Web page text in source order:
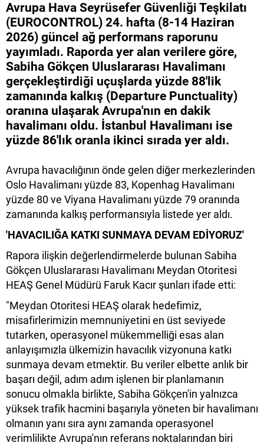
Avrupa Hava Seyrüsefer Güvenliği Teşkilatı
(EUROCONTROL) 24. hafta (8-14 Haziran
2026) güncel ağ performans raporunu
yayımladı. Raporda yer alan verilere göre,
Sabiha Gökçen Uluslararası Havalimanı
gerçekleştirdiği uçuşlarda yüzde 88'lik
zamanında kalkış (Departure Punctuality)
oranına ulaşarak Avrupa'nın en dakik
havalimanı oldu. İstanbul Havalimanı ise
yüzde 86'lık oranla ikinci sırada yer aldı.
Avrupa havacılığının önde gelen diğer merkezlerinden
Oslo Havalimanı yüzde 83, Kopenhag Havalimanı
yüzde 80 ve Viyana Havalimanı yüzde 79 oranında
zamanında kalkış performansıyla listede yer aldı.
'HAVACILIĞA KATKI SUNMAYA DEVAM EDİYORUZ'
Rapora ilişkin değerlendirmelerde bulunan Sabiha
Gökçen Uluslararası Havalimanı Meydan Otoritesi
HEAŞ Genel Müdürü Faruk Kacır şunları ifade etti:
"Meydan Otoritesi HEAŞ olarak hedefimiz,
misafirlerimizin memnuniyetini en üst seviyede
tutarken, operasyonel mükemmelliği esas alan
anlayışımızla ülkemizin havacılık vizyonuna katkı
sunmaya devam etmektir. Bu veriler elbette anlık bir
başarı değil, adım adım işlenen bir planlamanın
sonucu olmakla birlikte, Sabiha Gökçen'in yalnızca
yüksek trafik hacmini başarıyla yöneten bir havalimanı
olmanın yanı sıra aynı zamanda operasyonel
verimlilikte Avrupa'nın referans noktalarından biri